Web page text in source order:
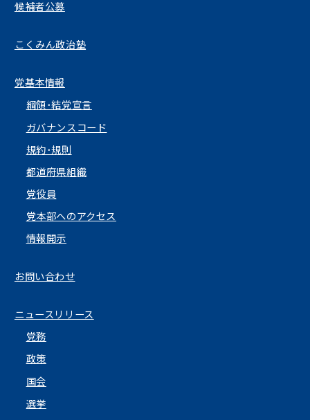
候補者公募
こくみん政治塾
党基本情報
綱領･結党宣言
ガバナンスコード
規約･規則
都道府県組織
党役員
党本部へのアクセス
情報開示
お問い合わせ
ニュースリリース
党務
政策
国会
選挙